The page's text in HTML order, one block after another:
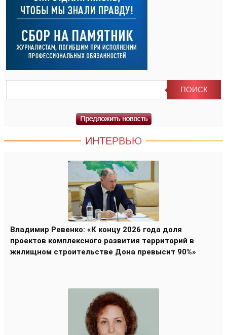
ИНТЕРВЬЮ
Владимир Ревенко: «К концу 2026 года доля
проектов комплексного развития территорий в
жилищном строительстве Дона превысит 90%»